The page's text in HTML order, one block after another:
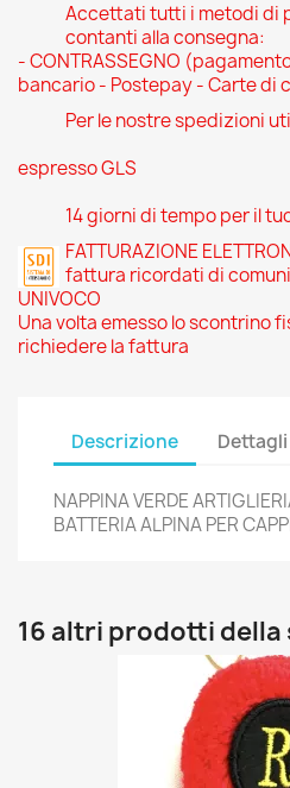
Accettati tutti i metodi di
contanti alla consegna:
- CONTRASSEGNO
bancario - Postepay - Carte di
Per le nostre spedizioni
espresso GLS
14 giorni di tempo per il
FATTURAZIONE
fattura ricordati di
UNIVOCO
Una volta emesso lo scontrino
richiedere la fattura
Descrizione
NAPPINA VERDE
BATTERIA ALPINA PER
16 altri prodotti della